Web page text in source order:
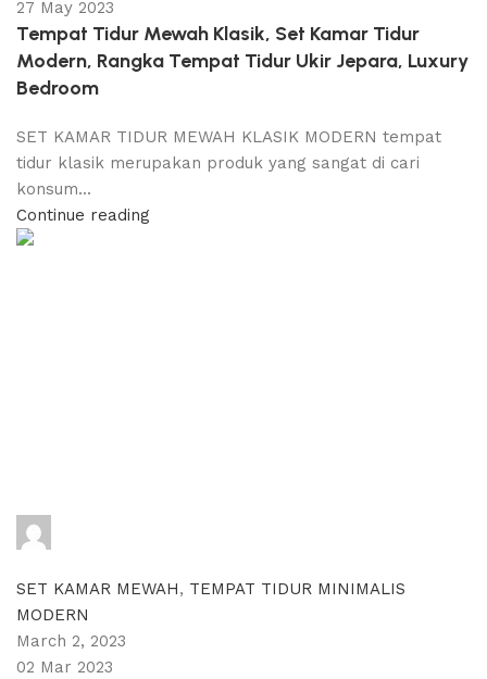
27 May 2023
Tempat Tidur Mewah Klasik, Set Kamar Tidur
Modern, Rangka Tempat Tidur Ukir Jepara, Luxury
Bedroom
SET KAMAR TIDUR MEWAH KLASIK MODERN tempat
tidur klasik merupakan produk yang sangat di cari
konsum...
Continue reading
SET KAMAR MEWAH, TEMPAT TIDUR MINIMALIS
MODERN
March 2, 2023
02 Mar 2023